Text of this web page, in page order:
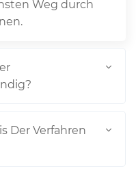
Weg durch
Der Verfahren